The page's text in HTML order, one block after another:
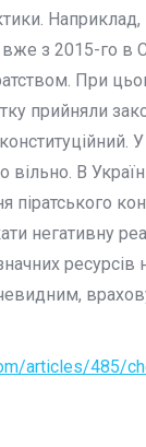
вже з 2015-го
При
прийняли
В
негативну
articles/485/